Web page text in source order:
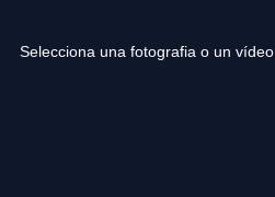
Selecciona una fotografia o un vídeo.